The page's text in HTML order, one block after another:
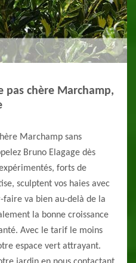
pas chère Marchamp,
Marchamp sans
Bruno Elagage dès
forts de
sculptent vos haies avec
faire va bien au-delà de la
la bonne croissance
Avec le tarif le moins
espace vert attrayant.